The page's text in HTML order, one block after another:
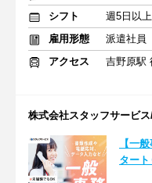
シフト
週5日以
雇用形態
派遣社員
アクセス
吉野原駅
株式会社スタッフサービ
【一
ター